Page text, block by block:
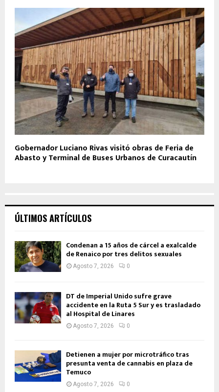
Gobernador Luciano Rivas visitó obras de Feria de
Abasto y Terminal de Buses Urbanos de Curacautín
ÚLTIMOS ARTÍCULOS
Condenan a 15 años de cárcel a exalcalde
de Renaico por tres delitos sexuales
Agosto 7, 2026 0
DT de Imperial Unido sufre grave
accidente en la Ruta 5 Sur y es trasladado
al Hospital de Linares
Agosto 7, 2026 0
Detienen a mujer por microtráfico tras
presunta venta de cannabis en plaza de
Temuco
Agosto 7, 2026 0